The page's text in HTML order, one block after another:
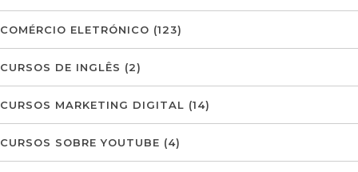
COMÉRCIO ELETRÓNICO (123)
CURSOS DE INGLÊS (2)
CURSOS MARKETING DIGITAL (14)
CURSOS SOBRE YOUTUBE (4)